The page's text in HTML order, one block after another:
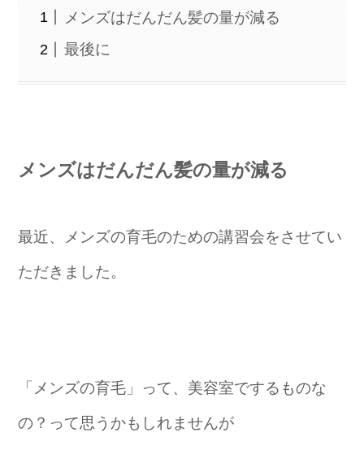
メンズはだんだん髪の量が減る
最後に
メンズはだんだん髪の量が減る
最近、メンズの育毛のための講習会をさせてい
ただきました。
「メンズの育毛」って、美容室でするものな
の？って思うかもしれませんが